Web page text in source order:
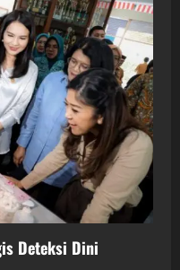
Deteksi Dini